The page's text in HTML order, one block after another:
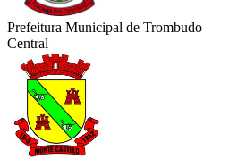
Prefeitura Municipal de Trombudo
Central